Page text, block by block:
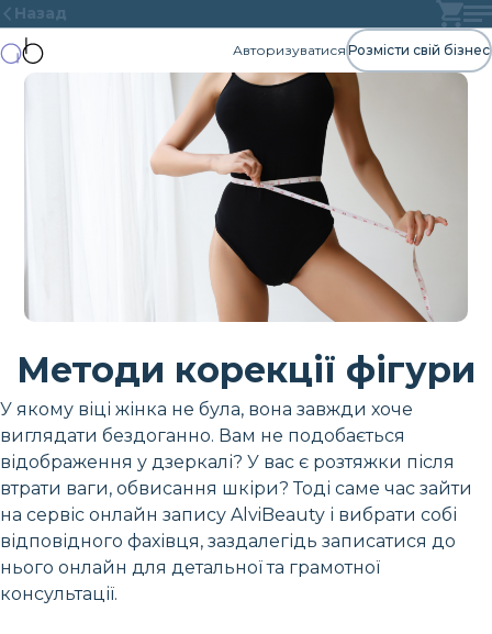
Назад
Авторизуватися Розмісти свій бізнес
Методи корекції фігури
У якому віці жінка не була, вона завжди хоче
виглядати бездоганно. Вам не подобається
відображення у дзеркалі? У вас є розтяжки після
втрати ваги, обвисання шкіри? Тоді саме час зайти
на сервіс онлайн запису AlviBeauty і вибрати собі
відповідного фахівця, заздалегідь записатися до
нього онлайн для детальної та грамотної
консультації.